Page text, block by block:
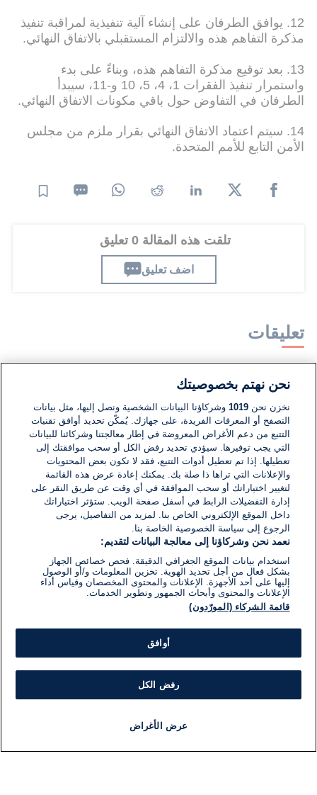
12. يوافق الطرفان على إنشاء آلية تنفيذية لمراقبة تنفيذ
مذكرة التفاهم هذه والالتزام المستقبلي بالاتفاق النهائي.
13. بعد توقيع مذكرة التفاهم هذه، وبناءً على بدء
واستمرار تنفيذ الفقرات 1، 4، 5، 10 و-11، سيبدأ
الطرفان في التفاوض حول باقي مكونات الاتفاق النهائي.
14. سيتم اعتماد الاتفاق النهائي بقرار ملزم من مجلس
الأمن التابع للأمم المتحدة.
تلقت هذه المقالة 0 تعليق
اضف تعليق
تعليقات
لا توجد تعليقات مكتوبة حتى الآن. كن الأول!
اكتب تعليقًا جديدًا ...
نحن نهتم بخصوصيتك
نخزن نحن1019 وشركاؤنا البيانات الشخصية ونصل إليها، مثل بيانات
التصفح أو المعرفات الفريدة، على جهازك. يُمكّن تحديد أوافق تقنيات
التتبع من دعم الأغراض المعروضة في إطار معالجتنا وشركائنا للبيانات
التي يجب توفيرها. سيؤدي تحديد رفض الكل أو سحب موافقتك إلى
تعطيلها. إذا تم تعطيل أدوات التتبع، فقد لا تكون بعض المحتويات
والإعلانات التي تراها ذا صلة بك. يمكنك إعادة عرض هذه القائمة
لتغيير اختياراتك أو سحب الموافقة في أي وقت عن طريق النقر على
إدارة التفضيلات الرابط في أسفل صفحة الويب. ستؤثر اختياراتك
داخل الموقع الإلكتروني الخاص بنا. لمزيد من التفاصيل، يرجى
الرجوع إلى سياسة الخصوصية الخاصة بنا.
نعمد نحن وشركاؤنا إلى معالجة البيانات لتقديم:
استخدام بيانات الموقع الجغرافي الدقيقة. فحص خصائص الجهاز
بشكل فعال من أجل تحديد الهوية. تخزين المعلومات و/أو الوصول
إليها على أحد الأجهزة. الإعلانات والمحتوى المخصصان وقياس أداء
الإعلانات والمحتوى وأبحاث الجمهور وتطوير الخدمات.
قائمة الشركاء (المورّدون)
أوافق
رفض الكل
عرض الأغراض